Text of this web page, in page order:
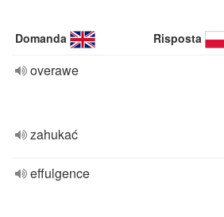
Domanda Risposta
overawe
zahukać
effulgence